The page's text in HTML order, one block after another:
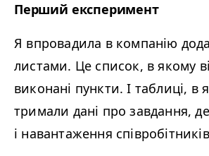
Перший експеримент
Я впровадила в компанію
листами. Це список, в якому
виконані пункти. І таблиці, в
тримали дані про завдання,
і навантаження